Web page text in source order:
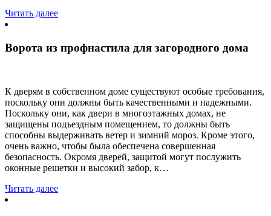
Читать далее
Ворота из профнастила для загородного дома
К дверям в собственном доме существуют особые требования,
поскольку они должны быть качественными и надежными.
Поскольку они, как двери в многоэтажных домах, не
защищены подъездным помещением, то должны быть
способны выдерживать ветер и зимний мороз. Кроме этого,
очень важно, чтобы была обеспечена совершенная
безопасность. Окромя дверей, защитой могут послужить
оконные решетки и высокий забор, к…
Читать далее